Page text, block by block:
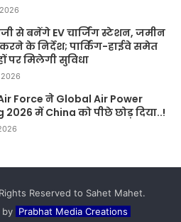
से बनेंगे EV चार्जिंग स्टेशन, जमीन
के निर्देश; पार्किंग-हाईवे समेत
पर मिलेगी सुविधा
Force ने Global Air Power
2026 में China को पीछे छोड़ दिया..!
Reserved to Sahet Mahet.
by Prabhat Media Creations